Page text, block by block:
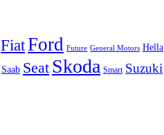
FiatFord Future General Motors Hella
Saab Seat Skoda Smart Suzuki